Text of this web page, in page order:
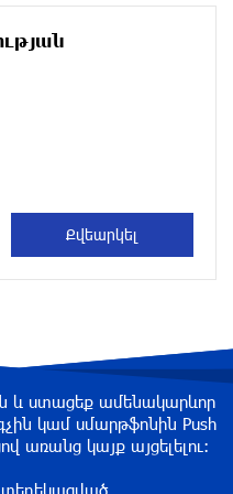
հեռախոսազրույց են
3 ժամ առաջ
գինու վաճառքի անկում
և ստացեք ամենակարևոր
կամ սմարթֆոնին Push
առանց կայք այցելելու։